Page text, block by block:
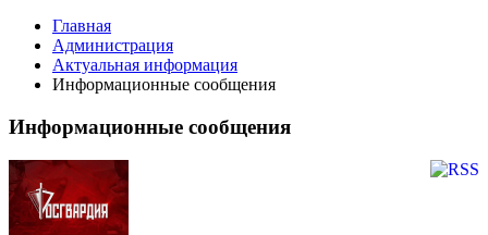
Главная
Администрация
Актуальная информация
Информационные сообщения
Информационные сообщения